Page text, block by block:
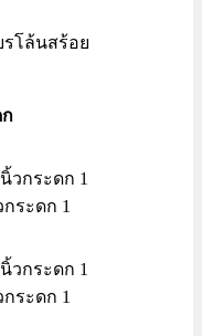
โล้นสร้อย
ระดก 1
ระดก 1